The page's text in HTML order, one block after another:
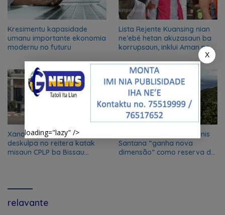
Kresimentu kapasidade
umanu importante ekonomia
modernu no futuru
Lista Rejente Kuansing nian
ne’ebé hetan akuzasaun ba
korrupsaun, inklui Aman no
Xanana Gusmão husu
deskulpa no reitera katak
misaun CPLP ba Bissau
Parque nacional Nino Konis
Santana “ganha nova
dimensão” como reserva da
relavante
X
loading="lazy" />